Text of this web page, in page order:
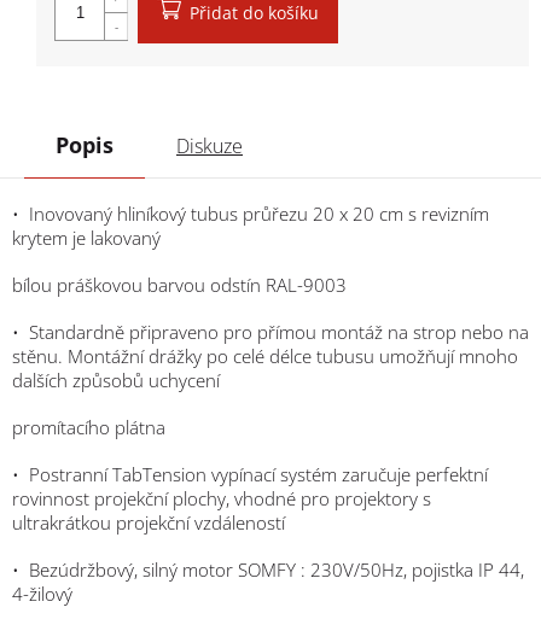
Přidat do košíku
Popis Diskuze
• Inovovaný hliníkový tubus průřezu 20 x 20 cm s revizním
krytem je lakovaný
bílou práškovou barvou odstín RAL-9003
• Standardně připraveno pro přímou montáž na strop nebo na
stěnu. Montážní drážky po celé délce tubusu umožňují mnoho
dalších způsobů uchycení
promítacího plátna
• Postranní TabTension vypínací systém zaručuje perfektní
rovinnost projekční plochy, vhodné pro projektory s
ultrakrátkou projekční vzdáleností
• Bezúdržbový, silný motor SOMFY : 230V/50Hz, pojistka IP 44,
4-žilový